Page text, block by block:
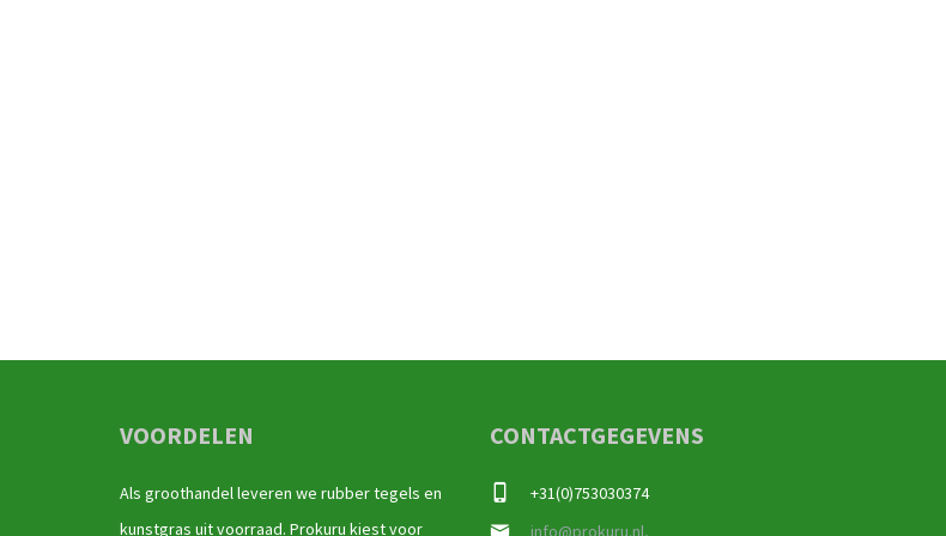
VOORDELEN
Als groothandel leveren we rubber tegels en
kunstgras uit voorraad. Prokuru kiest voor
CONTACTGEGEVENS
+31(0)753030374
info@prokuru.nl,